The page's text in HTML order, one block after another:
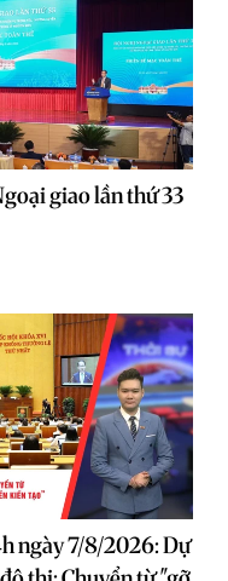
giao lần thứ 33
ngày 7/8/2026: Dự